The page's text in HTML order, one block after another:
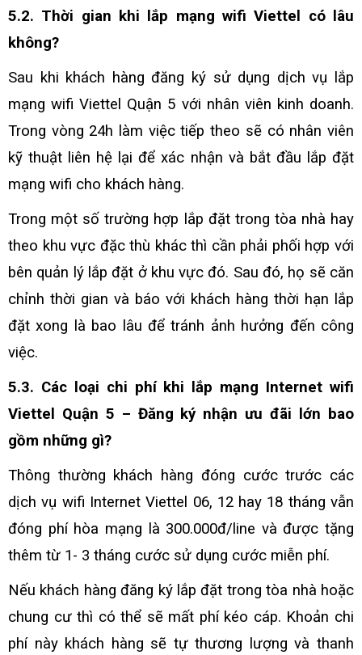
5.2. Thời gian khi lắp mạng wifi Viettel có lâu
không?
Sau khi khách hàng đăng ký sử dụng dịch vụ lắp
mạng wifi Viettel Quận 5 với nhân viên kinh doanh.
Trong vòng 24h làm việc tiếp theo sẽ có nhân viên
kỹ thuật liên hệ lại để xác nhận và bắt đầu lắp đặt
mạng wifi cho khách hàng.
Trong một số trường hợp lắp đặt trong tòa nhà hay
theo khu vực đặc thù khác thì cần phải phối hợp với
bên quản lý lắp đặt ở khu vực đó. Sau đó, họ sẽ căn
chỉnh thời gian và báo với khách hàng thời hạn lắp
đặt xong là bao lâu để tránh ảnh hưởng đến công
việc.
5.3. Các loại chi phí khi lắp mạng Internet wifi
Viettel Quận 5 – Đăng ký nhận ưu đãi lớn bao
gồm những gì?
Thông thường khách hàng đóng cước trước các
dịch vụ wifi Internet Viettel 06, 12 hay 18 tháng vẫn
đóng phí hòa mạng là 300.000đ/line và được tặng
thêm từ 1- 3 tháng cước sử dụng cước miễn phí.
Nếu khách hàng đăng ký lắp đặt trong tòa nhà hoặc
chung cư thì có thể sẽ mất phí kéo cáp. Khoản chi
phí này khách hàng sẽ tự thương lượng và thanh